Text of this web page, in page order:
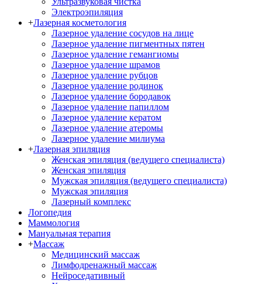
Электроэпиляция
+Лазерная косметология
Лазерное удаление сосудов на лице
Лазерное удаление пигментных пятен
Лазерное удаление гемангиомы
Лазерное удаление шрамов
Лазерное удаление рубцов
Лазерное удаление родинок
Лазерное удаление бородавок
Лазерное удаление папиллом
Лазерное удаление кератом
Лазерное удаление атеромы
Лазерное удаление милиума
+Лазерная эпиляция
Женская эпиляция (ведущего специалиста)
Женская эпиляция
Мужская эпиляция (ведущего специалиста)
Мужская эпиляция
Лазерный комплекс
Логопедия
Маммология
Мануальная терапия
+Массаж
Медицинский массаж
Лимфодренажный массаж
Нейроседативный